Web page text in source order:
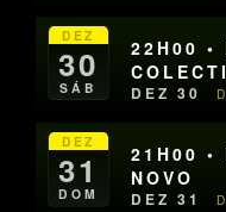
DEZ
30
SÁB
22H00 •
DEZ 30
DEZ
31
DOM
21H00 •
NOVO
DEZ 31